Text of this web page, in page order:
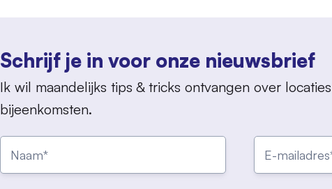
Schrijf je in voor onze nieuwsbrief
Ik wil maandelijks tips & tricks ontvangen over
bijeenkomsten.